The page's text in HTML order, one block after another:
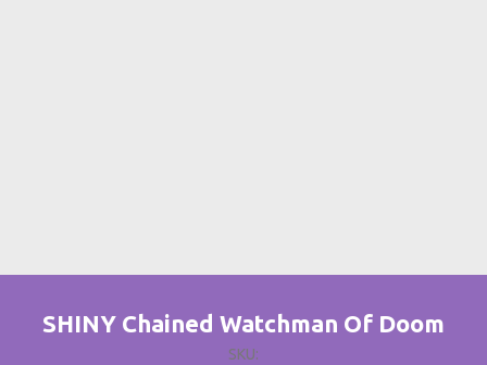
SHINY Chained Watchman Of Doom
SKU: